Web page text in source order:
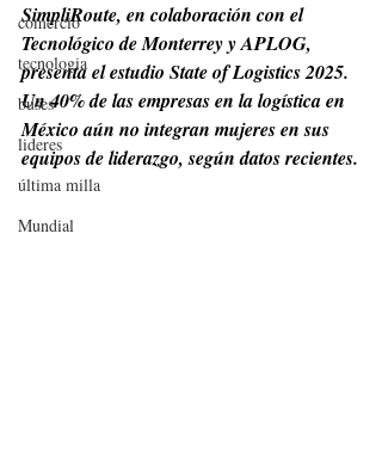
comercio
tecnologia
buses
lideres
última milla
Mundial
SimpliRoute, en colaboración con el
Tecnológico de Monterrey y APLOG,
presenta el estudio State of Logistics 2025.
Un 40% de las empresas en la logística en
México aún no integran mujeres en sus
equipos de liderazgo, según datos recientes.